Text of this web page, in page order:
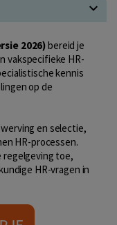
2026)bereid je
vakspecifieke HR-
kennis
op de
en selectie,
HR-processen.
regelgeving toe,
HR-vragen in